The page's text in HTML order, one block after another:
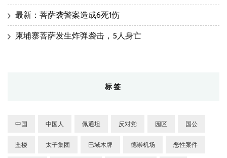
最新：菩萨袭警案造成6死1伤
柬埔寨菩萨发生炸弹袭击，5人身亡
标签
中国 中国人 佩通坦 反对党 园区 国公
坠楼 太子集团 巴域木牌 德崇机场 恶性案件